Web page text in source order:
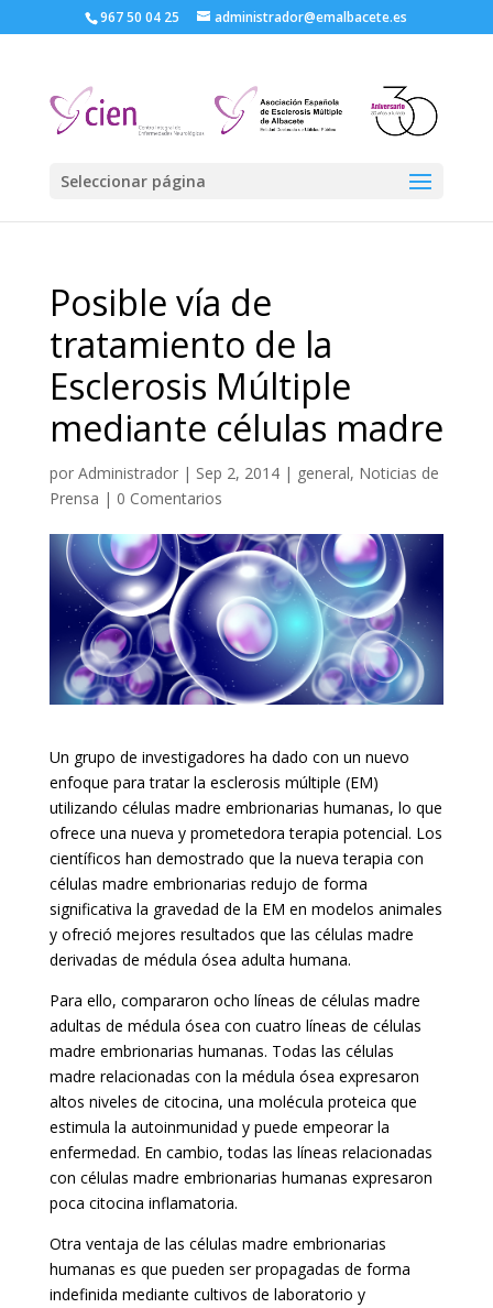
967 50 04 25 administrador@emalbacete.es
Seleccionar página
Posible vía de
tratamiento de la
Esclerosis Múltiple
mediante células madre
por Administrador| Sep 2, 2014| general, Noticias de
Prensa | 0 Comentarios
Un grupo de investigadores ha dado con un nuevo
enfoque para tratar la esclerosis múltiple (EM)
utilizando células madre embrionarias humanas, lo que
ofrece una nueva y prometedora terapia potencial. Los
científicos han demostrado que la nueva terapia con
células madre embrionarias redujo de forma
significativa la gravedad de la EM en modelos animales
y ofreció mejores resultados que las células madre
derivadas de médula ósea adulta humana.
Para ello, compararon ocho líneas de células madre
adultas de médula ósea con cuatro líneas de células
madre embrionarias humanas. Todas las células
madre relacionadas con la médula ósea expresaron
altos niveles de citocina, una molécula proteica que
estimula la autoinmunidad y puede empeorar la
enfermedad. En cambio, todas las líneas relacionadas
con células madre embrionarias humanas expresaron
poca citocina inflamatoria.
Otra ventaja de las células madre embrionarias
humanas es que pueden ser propagadas de forma
indefinida mediante cultivos de laboratorio y